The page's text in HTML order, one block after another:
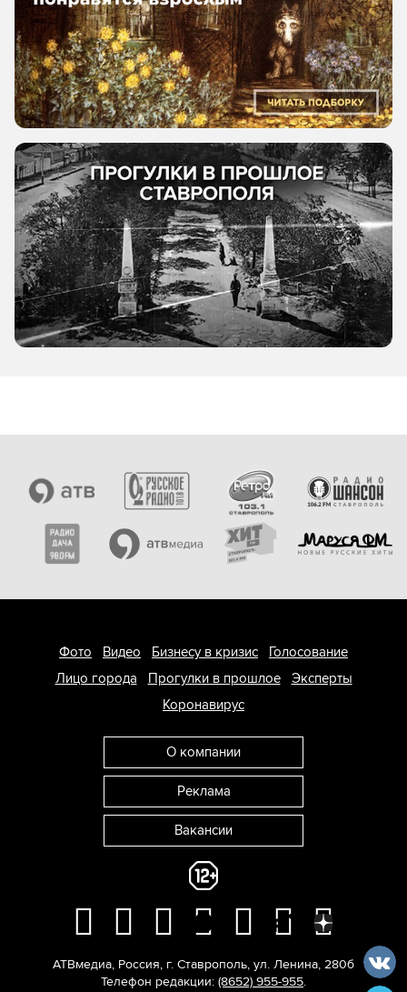
Фото Видео Бизнесу в кризис
Голосование
Лицо города
Прогулки в прошлое
Эксперты
Коронавирус
О компании
Реклама
Вакансии
АТВмедиа, Россия, г. Ставрополь, ул. Ленина, 280б
Телефон редакции: (8652) 955-955.